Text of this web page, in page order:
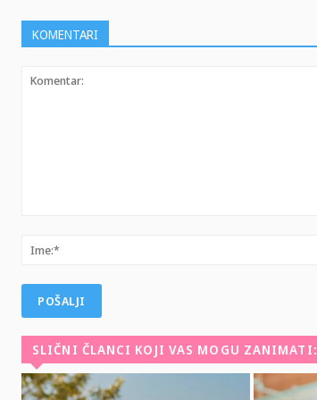
KOMENTARI
SLIČNI ČLANCI KOJI VAS MOGU ZANIMATI: